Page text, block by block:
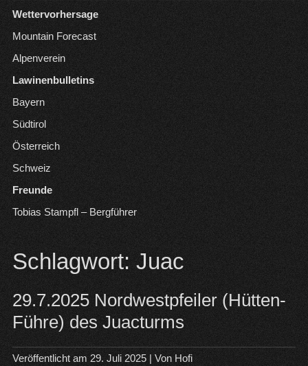
Wettervorhersage
Mountain Forecast
Alpenverein
Lawinenbulletins
Bayern
Südtirol
Österreich
Schweiz
Freunde
Tobias Stampfl – Bergführer
Schlagwort: Juac
29.7.2025 Nordwestpfeiler (Hütten-
Führe) des Juacturms
Veröffentlicht am 29. Juli 2025| Von Hofi